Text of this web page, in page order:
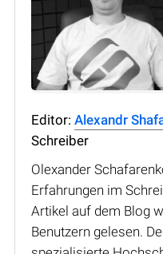
Editor: Alexandr
Schreiber
Olexander
Erfahrungen im
Artikel auf dem Blog
Benutzern gelesen.